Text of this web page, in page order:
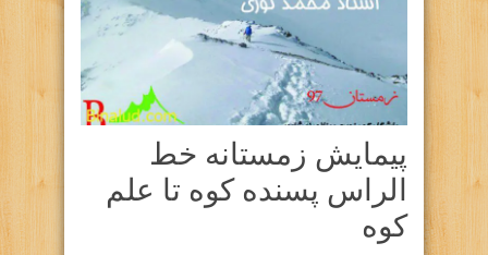
پیمایش زمستانه خط
الراس پسنده کوه تا علم
کوه